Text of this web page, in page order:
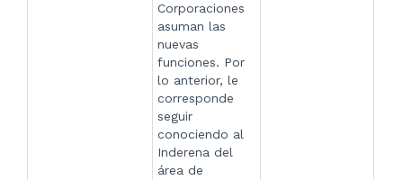
Corporaciones
asuman las
nuevas
funciones. Por
lo anterior, le
corresponde
seguir
conociendo al
Inderena del
área de